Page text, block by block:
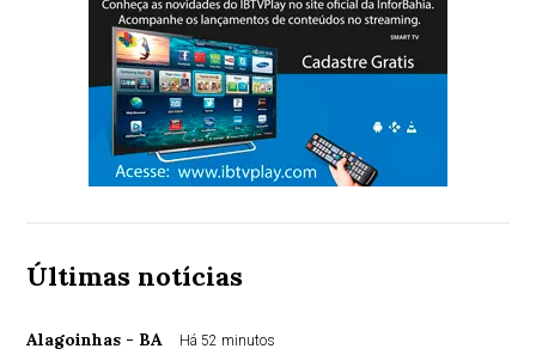
Últimas notícias
Alagoinhas - BA Há 52 minutos